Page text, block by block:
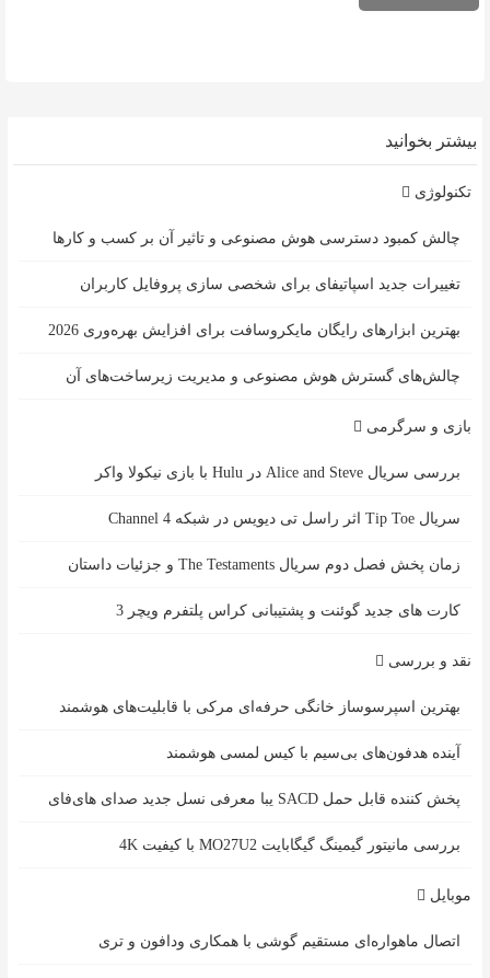
بیشتر بخوانید
تکنولوژی
چالش کمبود دسترسی هوش مصنوعی و تاثیر آن بر کسب و کارها
تغییرات جدید اسپاتیفای برای شخصی سازی پروفایل کاربران
بهترین ابزارهای رایگان مایکروسافت برای افزایش بهره‌وری 2026
چالش‌های گسترش هوش مصنوعی و مدیریت زیرساخت‌های آن
بازی و سرگرمی
بررسی سریال Alice and Steve در Hulu با بازی نیکولا واکر
سریال Tip Toe اثر راسل تی دیویس در شبکه Channel 4
زمان پخش فصل دوم سریال The Testaments و جزئیات داستان
کارت های جدید گوئنت و پشتیبانی کراس پلتفرم ویچر 3
نقد و بررسی
بهترین اسپرسوساز خانگی حرفه‌ای مرکی با قابلیت‌های هوشمند
آینده هدفون‌های بی‌سیم با کیس لمسی هوشمند
پخش کننده قابل حمل SACD یبا معرفی نسل جدید صدای های‌فای
بررسی مانیتور گیمینگ گیگابایت MO27U2 با کیفیت 4K
موبایل
اتصال ماهواره‌ای مستقیم گوشی‌ با همکاری ودافون و تری